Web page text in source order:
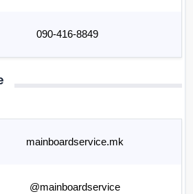
090-416-8849
mainboardservice.mk
@mainboardservice